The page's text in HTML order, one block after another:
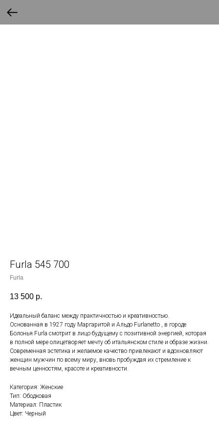
Furla 545 700
Furla
13 500 р.
Идеальный баланс между практичностью и креативностью.
Основанная в 1927 году Маргаритой и Альдо Furlanetto , в городе
Болонья Furla смотрит в лицо будущему с позитивной энергией, которая
в полной мере олицетворяет мечту об итальянском стиле и образе жизни.
Современная эстетика и желаемое качество привлекают и вдохновляют
женщин мужчин по всему миру, вновь пробуждая их стремление к
вечным ценностям, красоте и креативности.
Категория: Женские
Тип: Ободковая
Материал: Пластик
Цвет: Черный